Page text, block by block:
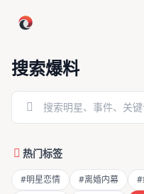
搜索爆料
热门标签
#明星恋情 #离婚内幕 #